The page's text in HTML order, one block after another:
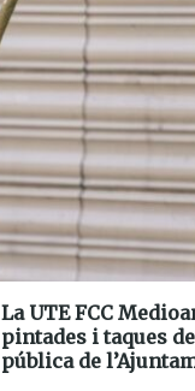
La UTE FCC
pintades i taques
pública de